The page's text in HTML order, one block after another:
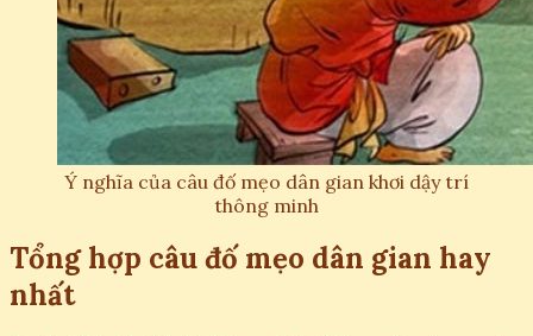
Ý nghĩa của câu đố mẹo dân gian khơi dậy trí
thông minh
Tổng hợp câu đố mẹo dân gian hay
nhất